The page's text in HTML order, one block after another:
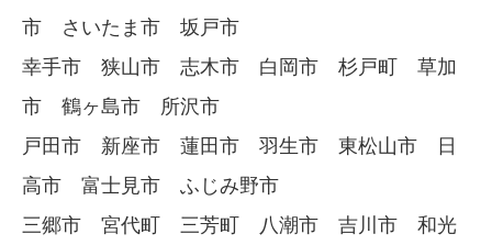
市 さいたま市 坂戸市
幸手市 狭山市 志木市 白岡市 杉戸町 草加
市 鶴ヶ島市 所沢市
戸田市 新座市 蓮田市 羽生市 東松山市 日
高市 富士見市 ふじみ野市
三郷市 宮代町 三芳町 八潮市 吉川市 和光